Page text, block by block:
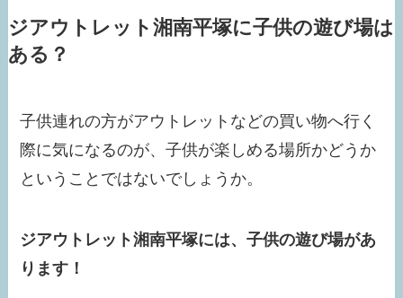
ジアウトレット湘南平塚に子供の遊び場は
ある？
子供連れの方がアウトレットなどの買い物へ行く
際に気になるのが、子供が楽しめる場所かどうか
ということではないでしょうか。
ジアウトレット湘南平塚には、子供の遊び場があ
り ます ！